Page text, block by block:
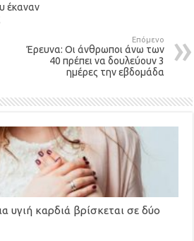
έκαναν
Επόμενο
Έρευνα: Οι άνθρωποι άνω των
40 πρέπει να δουλεύουν 3
ημέρες την εβδομάδα
υγιή καρδιά βρίσκεται σε δύο